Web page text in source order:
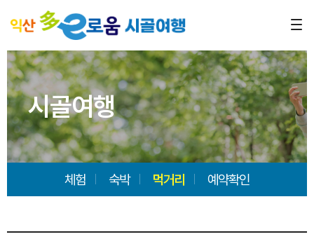
시골여행
체험 숙박 먹거리 예약확인